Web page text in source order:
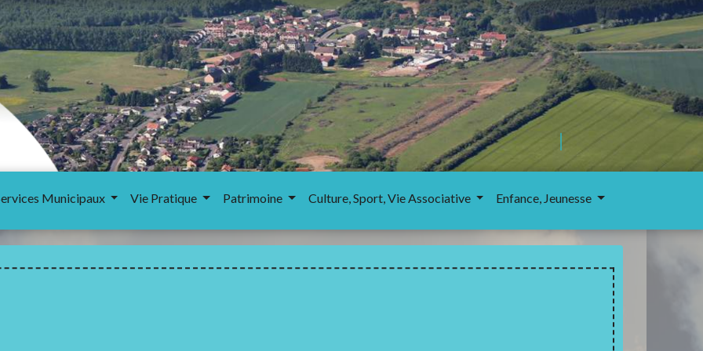
Municipaux Vie Pratique Patrimoine Culture, Sport, Vie Associative Enfance, Jeunesse